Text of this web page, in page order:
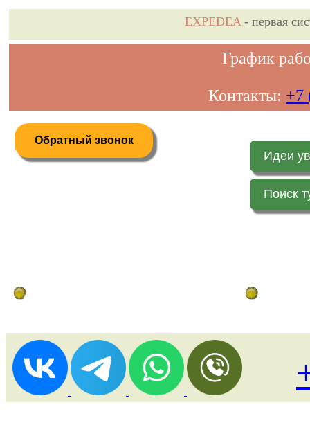
EXPEDEA- первая
График
Контакты: +7
Обратный звонок
Идеи
Поиск
Дистанционное бронирование туров